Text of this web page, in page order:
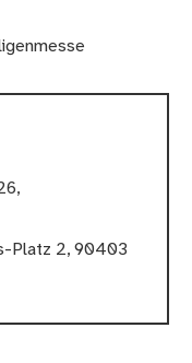
Platz 2, 90403